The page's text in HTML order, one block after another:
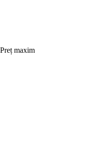
Preț maxim